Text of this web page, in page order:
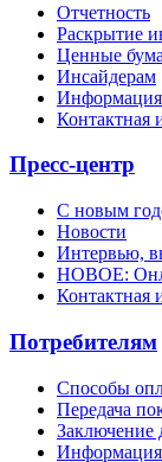
Отчетность
Раскрытие
Ценные
Инсайдерам
Информация
Контактная
Пресс-центр
С новым
Новости
Интервью,
НОВОЕ:
Контактная
Потребителям
Способы
Передача
Заключение